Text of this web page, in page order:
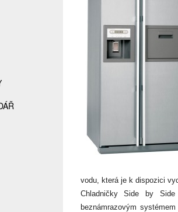
vodu, která je k dispozici
Chladničky Side by
beznámrazovým